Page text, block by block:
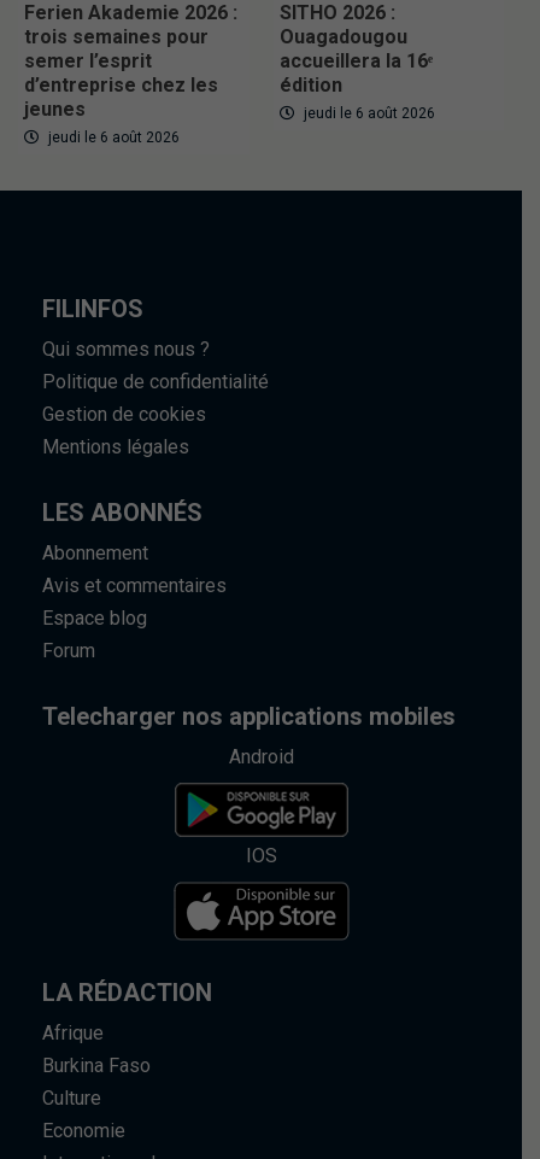
Ferien Akademie 2026 :
trois semaines pour
semer l’esprit
d’entreprise chez les
jeunes
jeudi le 6 août 2026
SITHO 2026 :
Ouagadougou
accueillera la 16ᵉ
édition
jeudi le 6 août 2026
FILINFOS
Qui sommes nous ?
Politique de confidentialité
Gestion de cookies
Mentions légales
LES ABONNÉS
Abonnement
Avis et commentaires
Espace blog
Forum
Telecharger nos applications mobiles
Android
IOS
LA RÉDACTION
Afrique
Burkina Faso
Culture
Economie